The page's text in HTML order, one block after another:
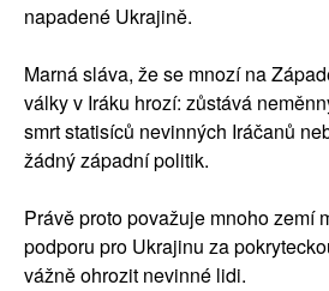
napadené Ukrajině.
Marná sláva, že se mnozí na
války v Iráku hrozí: zůstává
smrt statisíců nevinných Iráčanů
žádný západní politik.
Právě proto považuje mnoho zemí
podporu pro Ukrajinu za
vážně ohrozit nevinné lidi.